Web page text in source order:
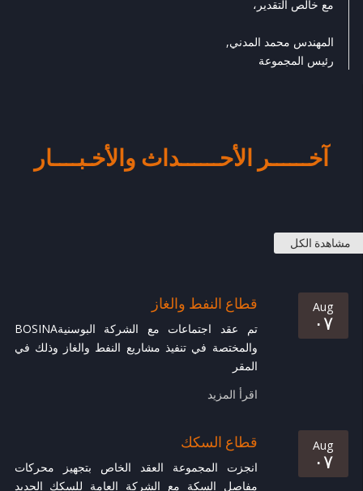
مع خالص التقدير،
المهندس محمد المدني,
رئيس المجموعة
آخــــــر الأحــــــداث والأخـبــــار
مشاهدة الكل
قطاع النفط والغاز
تم عقد اجتماعات مع الشركة البوسنيةBOSINA
والمختصة في تنفيذ مشاريع النفط والغاز وذلك في
المقر
اقرأ المزيد
Aug
۰۷
قطاع السكك
انجزت المجموعة العقد الخاص بتجهيز محركات
مفاصل السكة مع الشركة العامة للسكك الحديد
Aug
۰۷